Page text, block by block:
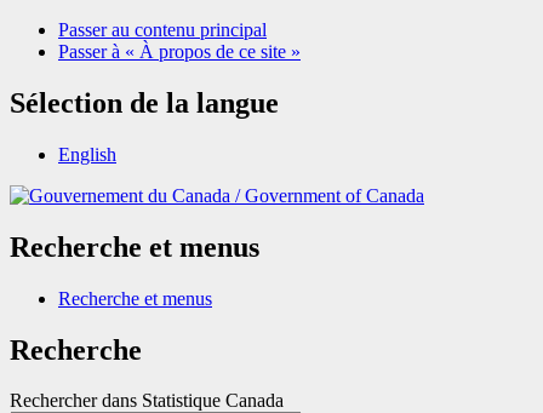
Passer au contenu principal
Passer à « À propos de ce site »
Sélection de la langue
English
/Government of Canada
Recherche et menus
Recherche et menus
Recherche
Rechercher dans Statistique Canada